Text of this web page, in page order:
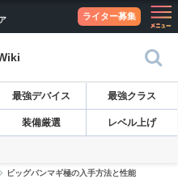
ライター募集
最強デバイス 最強クラス
装備厳選 レベル上げ
ビッグバンマギ極の入手方法と性能